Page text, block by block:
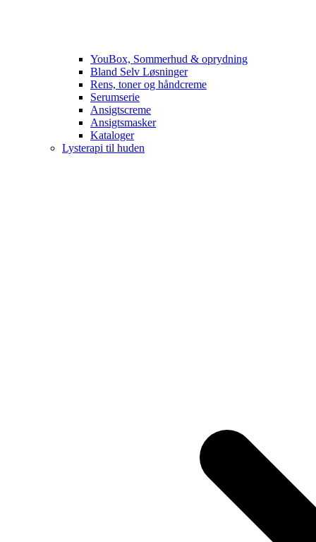
YouBox, Sommerhud & oprydning
Bland Selv Løsninger
Rens, toner og håndcreme
Serumserie
Ansigtscreme
Ansigtsmasker
Kataloger
Lysterapi til huden